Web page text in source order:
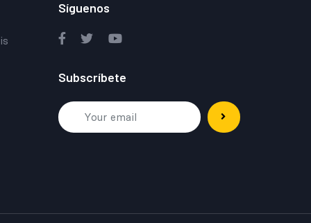
Síguenos
Subscríbete